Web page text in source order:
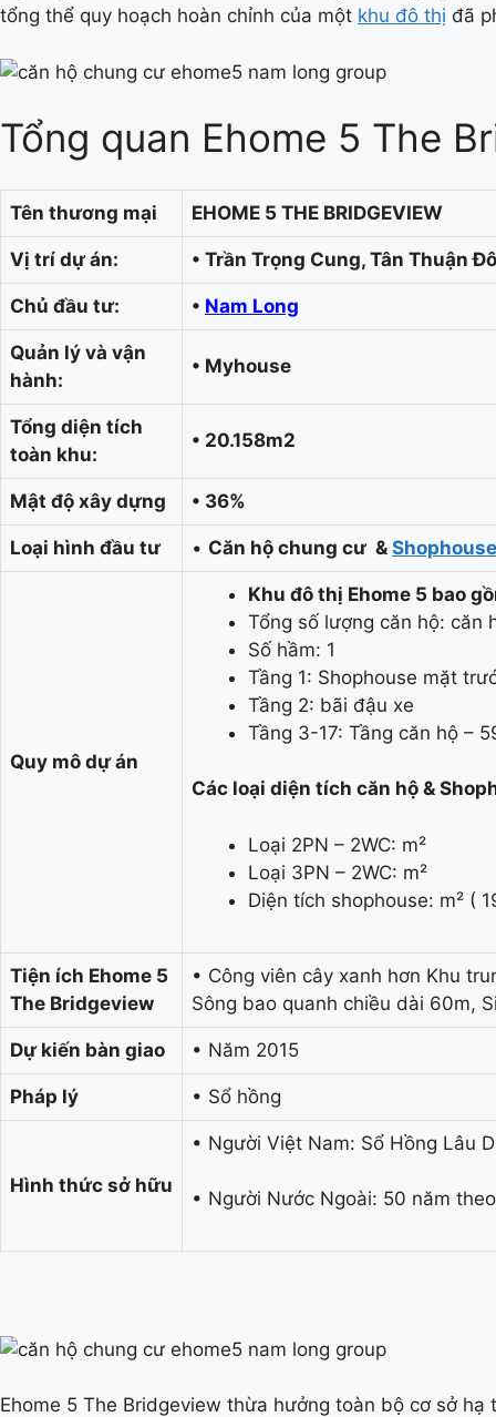
tổng thể quy hoạch hoàn chỉnh của một khu đô thị đã
Tổng quan Ehome 5 The
Tên thương mại EHOME 5 THE BRIDGEVIEW
Vị trí dự án: • Trần Trọng Cung, Tân Thuận
Chủ đầu tư: • Nam Long
Quản lý và vận
hành:
• Myhouse
Tổng diện tích
toàn khu:
• 20.158m2
Mật độ xây dựng • 36%
Loại hình đầu tư • Căn hộ chung cư & Shophouse
Quy mô dự án
Khu đô thị Ehome 5 bao
Tổng số lượng căn hộ: căn
Số hầm: 1
Tầng 1: Shophouse mặt
Tầng 2: bãi đậu xe
Tầng 3-17: Tầng căn hộ –
Các loại diện tích căn hộ &
Loại 2PN – 2WC: m²
Loại 3PN – 2WC: m²
Diện tích shophouse: m² (
Tiện ích Ehome 5
The Bridgeview
• Công viên cây xanh hơn Khu
Sông bao quanh chiều dài 60m,
Dự kiến bàn giao • Năm 2015
Pháp lý • Sổ hồng
Hình thức sở hữu
• Người Việt Nam: Sổ Hồng Lâu
• Người Nước Ngoài: 50 năm
Ehome 5 The Bridgeview thừa hưởng toàn bộ cơ sở